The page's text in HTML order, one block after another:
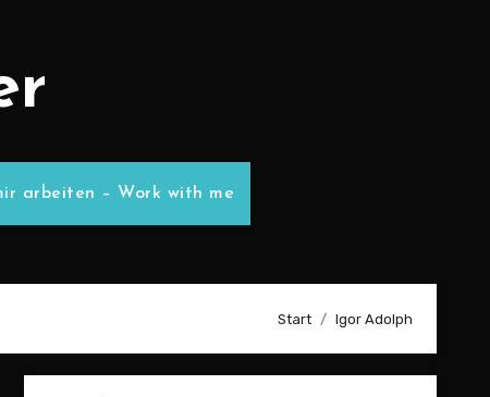
arbeiten – Work with me
Start Igor Adolph